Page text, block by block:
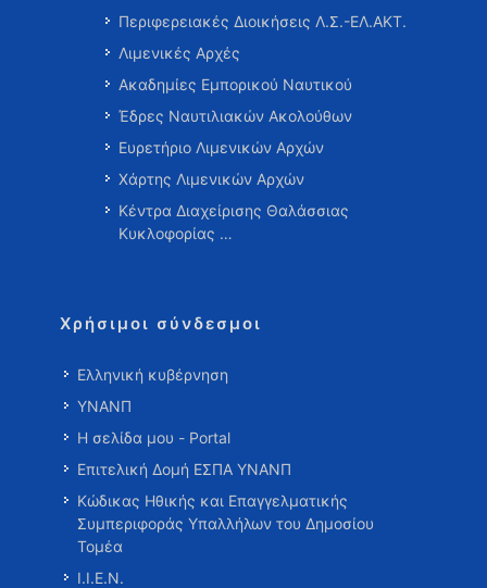
Περιφερειακές Διοικήσεις Λ.Σ.-ΕΛ.ΑΚΤ.
Λιμενικές Αρχές
Ακαδημίες Εμπορικού Ναυτικού
Έδρες Ναυτιλιακών Ακολούθων
Ευρετήριο Λιμενικών Αρχών
Χάρτης Λιμενικών Αρχών
Κέντρα Διαχείρισης Θαλάσσιας
Κυκλοφορίας …
Χρήσιμοι σύνδεσμοι
Ελληνική κυβέρνηση
ΥΝΑΝΠ
Η σελίδα μου - Portal
Επιτελική Δομή ΕΣΠΑ ΥΝΑΝΠ
Κώδικας Ηθικής και Επαγγελματικής
Συμπεριφοράς Υπαλλήλων του Δημοσίου
Τομέα
Ι.Ι.Ε.Ν.